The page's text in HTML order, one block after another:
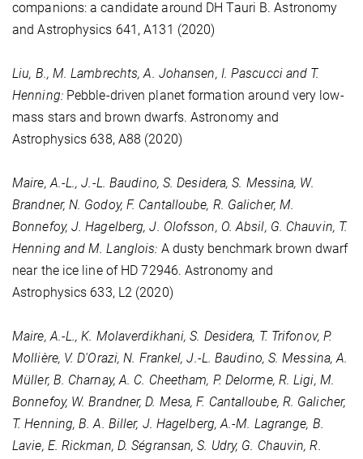
companions: a candidate around DH Tauri B. Astronomy
and Astrophysics 641 , A131 (2020)
Liu, B., M. Lambrechts, A. Johansen, I. Pascucci and T.
Henning:Pebble-driven planet formation around very low-
mass stars and brown dwarfs. Astronomy and
Astrophysics 638, A88 (2020)
Maire, A.-L., J.-L. Baudino, S. Desidera, S. Messina, W.
Brandner, N. Godoy, F. Cantalloube, R. Galicher, M.
Bonnefoy, J. Hagelberg, J. Olofsson, O. Absil, G. Chauvin, T.
Henning and M. Langlois: A dusty benchmark brown dwarf
near the ice line of HD 72946. Astronomy and
Astrophysics 633, L2 (2020)
Maire, A.-L., K. Molaverdikhani, S. Desidera, T. Trifonov, P.
Mollière, V. D'Orazi, N. Frankel, J.-L. Baudino, S. Messina, A.
Müller, B. Charnay, A. C. Cheetham, P. Delorme, R. Ligi, M.
Bonnefoy, W. Brandner, D. Mesa, F. Cantalloube, R. Galicher,
T. Henning, B. A. Biller, J. Hagelberg, A.-M. Lagrange, B.
Lavie, E. Rickman, D. Ségransan, S. Udry, G. Chauvin, R.